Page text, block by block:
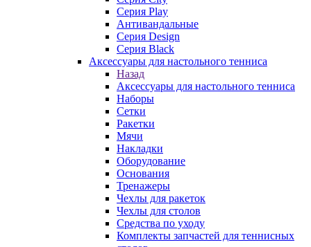
Серия Play
Антивандальные
Серия Design
Серия Black
Аксессуары для настольного тенниса
Назад
Аксессуары для настольного тенниса
Наборы
Сетки
Ракетки
Мячи
Накладки
Оборудование
Основания
Тренажеры
Чехлы для ракеток
Чехлы для столов
Средства по уходу
Комплекты запчастей для теннисных